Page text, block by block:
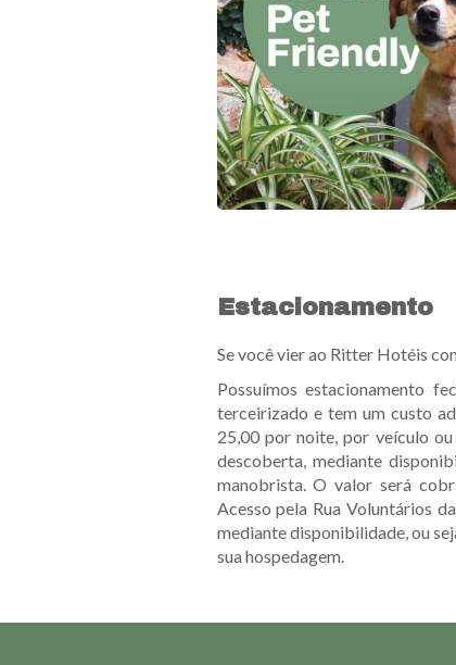
Estacionamento
Se você vier ao Ritter Hotéis
Possuímos estacionamento
terceirizado e tem um custo
25,00 por noite, por veículo
descoberta, mediante
manobrista. O valor será
Acesso pela Rua Voluntários
mediante disponibilidade, ou
sua hospedagem.